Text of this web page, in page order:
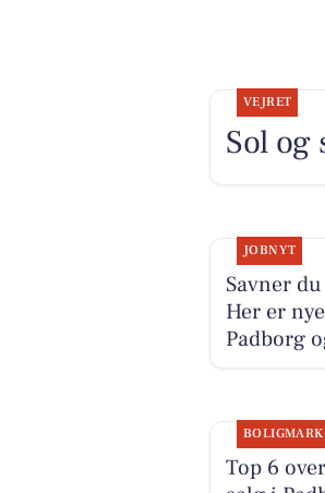
VEJRET
Sol
JOBNYT
Savner
Her er
Padborg
Top 6